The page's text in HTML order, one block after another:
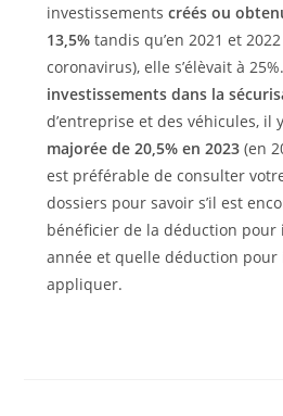
investissements créés ou
13,5%tandis qu’en 2021 et
coronavirus), elle s’élèvait à
investissements dans la
d’entreprise et des véhicules, il
majorée de 20,5% en 2023(en
est préférable de consulter
dossiers pour savoir s’il est
bénéficier de la déduction pour
année et quelle déduction pour
appliquer.